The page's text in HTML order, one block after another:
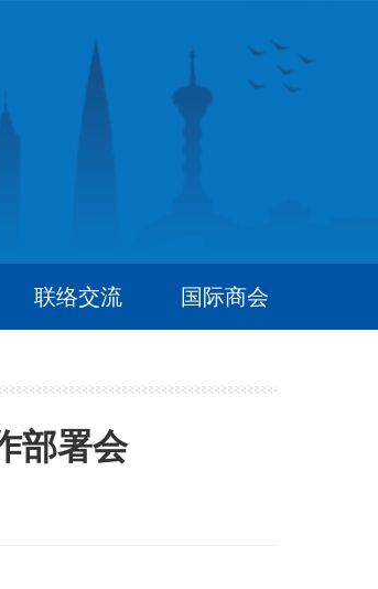
联络交流 国际商会
部署会